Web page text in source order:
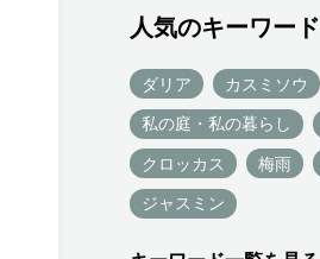
人気のキーワード
ダリア カスミソウ
私の庭・私の暮らし
クロッカス 梅雨
ジャスミン